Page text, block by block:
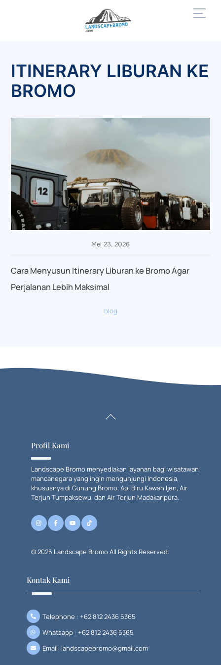
ITINERARY LIBURAN KE
BROMO
Mei 23, 2026
Cara Menyusun Itinerary Liburan ke Bromo Agar
Perjalanan Lebih Maksimal
blog
Profil Kami
Landscape Bromo menyediakan layanan bagi wisatawan
mancanegara yang ingin mengunjungi Indonesia,
khususnya di Gunung Bromo, Api Biru Kawah Ijen, Air
Terjun Tumpaksewu, dan Air Terjun Madakaripura.
© 2025 Landscape Bromo All Rights Reserved.
Kontak Kami
Telephone : +62 812 2436 5365
Whatsapp : +62 812 2436 5365
Email: landscapebromo@gmail.com
Back